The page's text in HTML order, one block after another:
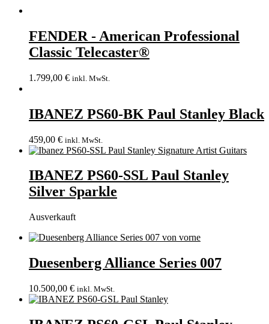
FENDER - American Professional
Classic Telecaster®
1.799,00 € inkl. MwSt.
IBANEZ PS60-BK Paul Stanley Black
459,00 € inkl. MwSt.
IBANEZ PS60-SSL Paul Stanley
Silver Sparkle
Ausverkauft
Duesenberg Alliance Series 007
10.500,00 € inkl. MwSt.